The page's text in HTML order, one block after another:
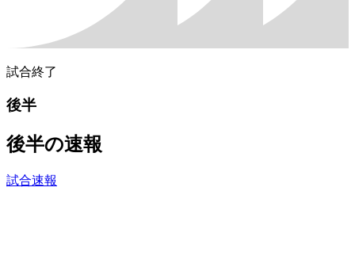
試合終了
後半
後半の速報
試合速報